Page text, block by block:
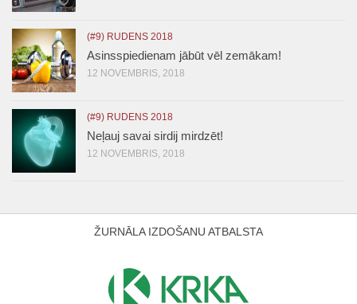
(#9) RUDENS 2018
Asinsspiedienam jābūt vēl zemākam!
12 NOVEMBRIS, 2018
(#9) RUDENS 2018
Neļauj savai sirdij mirdzēt!
12 NOVEMBRIS, 2018
ŽURNĀLA IZDOŠANU ATBALSTA